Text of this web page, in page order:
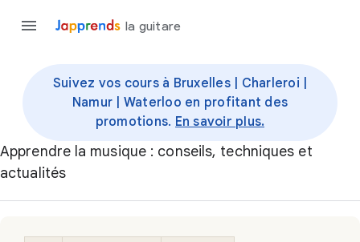
la guitare
Suivez vos cours à Bruxelles | Charleroi |
Namur | Waterloo en profitant des
promotions. En savoir plus.
Apprendre la musique : conseils, techniques et
actualités